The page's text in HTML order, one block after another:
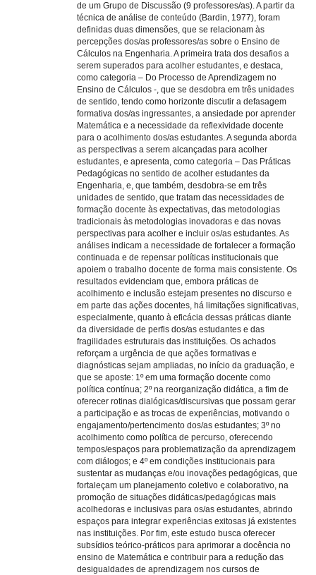
de um Grupo de Discussão (9 professores/as). A partir da
técnica de análise de conteúdo (Bardin, 1977), foram
definidas duas dimensões, que se relacionam às
percepções dos/as professores/as sobre o Ensino de
Cálculos na Engenharia. A primeira trata dos desafios a
serem superados para acolher estudantes, e destaca,
como categoria – Do Processo de Aprendizagem no
Ensino de Cálculos -, que se desdobra em três unidades
de sentido, tendo como horizonte discutir a defasagem
formativa dos/as ingressantes, a ansiedade por aprender
Matemática e a necessidade da reflexividade docente
para o acolhimento dos/as estudantes. A segunda aborda
as perspectivas a serem alcançadas para acolher
estudantes, e apresenta, como categoria – Das Práticas
Pedagógicas no sentido de acolher estudantes da
Engenharia, e, que também, desdobra-se em três
unidades de sentido, que tratam das necessidades de
formação docente às expectativas, das metodologias
tradicionais às metodologias inovadoras e das novas
perspectivas para acolher e incluir os/as estudantes. As
análises indicam a necessidade de fortalecer a formação
continuada e de repensar políticas institucionais que
apoiem o trabalho docente de forma mais consistente. Os
resultados evidenciam que, embora práticas de
acolhimento e inclusão estejam presentes no discurso e
em parte das ações docentes, há limitações significativas,
especialmente, quanto à eficácia dessas práticas diante
da diversidade de perfis dos/as estudantes e das
fragilidades estruturais das instituições. Os achados
reforçam a urgência de que ações formativas e
diagnósticas sejam ampliadas, no início da graduação, e
que se aposte: 1º em uma formação docente como
política contínua; 2º na reorganização didática, a fim de
oferecer rotinas dialógicas/discursivas que possam gerar
a participação e as trocas de experiências, motivando o
engajamento/pertencimento dos/as estudantes; 3º no
acolhimento como política de percurso, oferecendo
tempos/espaços para problematização da aprendizagem
com diálogos; e 4º em condições institucionais para
sustentar as mudanças e/ou inovações pedagógicas, que
fortaleçam um planejamento coletivo e colaborativo, na
promoção de situações didáticas/pedagógicas mais
acolhedoras e inclusivas para os/as estudantes, abrindo
espaços para integrar experiências exitosas já existentes
nas instituições. Por fim, este estudo busca oferecer
subsídios teórico-práticos para aprimorar a docência no
ensino de Matemática e contribuir para a redução das
desigualdades de aprendizagem nos cursos de